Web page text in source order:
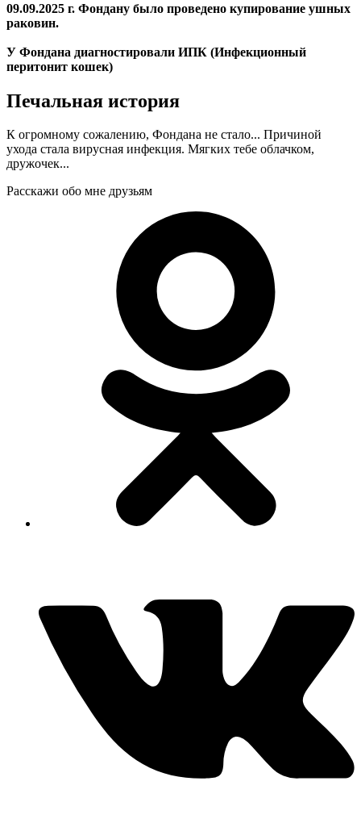
09.09.2025 г. Фондану было проведено купирование ушных
раковин.
У Фондана диагностировали ИПК (Инфекционный
перитонит кошек)
Печальная история
К огромному сожалению, Фондана не стало... Причиной
ухода стала вирусная инфекция. Мягких тебе облачком,
дружочек...
Расскажи обо мне друзьям